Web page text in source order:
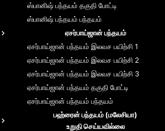
ஸ்பானிஷ் பந்தயம் தகுதி போட்டி
ஸ்பானிஷ் பந்தயம் பந்தயம்
ஏசர்பாய்ஜான் பந்தயம்
ஏசர்பாய்ஜான் பந்தயம் இலவச பயிற்சி 1
ஏசர்பாய்ஜான் பந்தயம் இலவச பயிற்சி 2
ஏசர்பாய்ஜான் பந்தயம் இலவச பயிற்சி 3
ஏசர்பாய்ஜான் பந்தயம் தகுதி போட்டி
ஏசர்பாய்ஜான் பந்தயம் பந்தயம்
பஹ்ரைன் பந்தயம் (மலேசியா)
உறுதி செய்யவில்லை